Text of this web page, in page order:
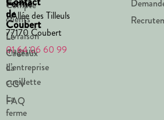
Ferme
de
Coubert
Le
magasin
La
cueillette
La
ferme
Compte
clients
Livraison
Cadeaux
d’entreprise
CGV
FAQ
1 Allée des Tilleuls
77170 Coubert
01 64 06 60 99